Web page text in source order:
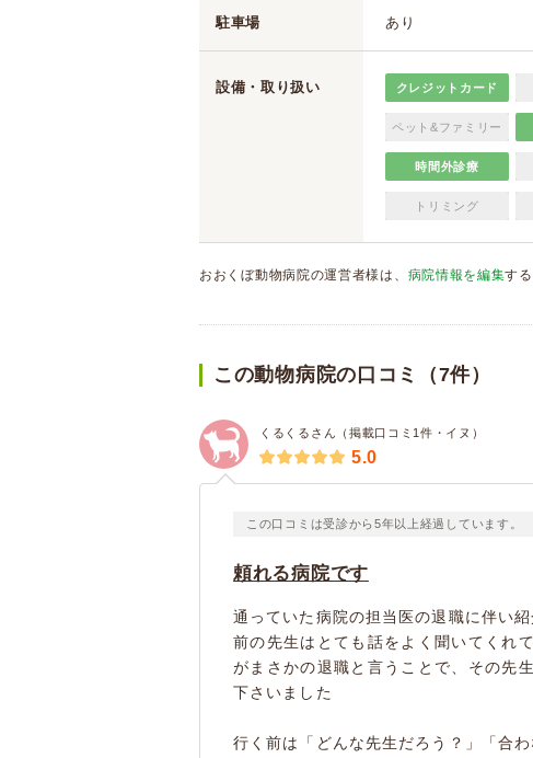
駐車場 あり
設備・取り扱い クレジットカード
ペット&ファミリー
時間外診療
トリミング
おおくぼ動物病院の運営者様は、 病院情報を編集す
この動物病院の口コミ（7件）
くるくるさん（掲載口コミ1件・イヌ）
5.0
この口コミは受診から5年以上経過しています。
頼れる病院です
通っていた病院の担当医の退職に伴い
前の先生はとても話をよく聞いてくれ
がまさかの退職と言うことで、その先
下さいました
行く前は「どんな先生だろう？」「合